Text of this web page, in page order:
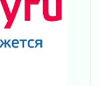
почти